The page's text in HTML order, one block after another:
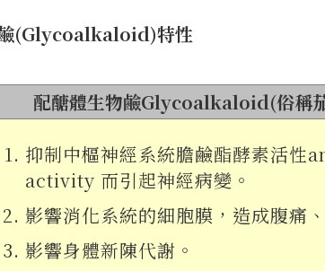
鹼(Glycoalkaloid)特性
配醣體生物鹼Glycoalkaloid(俗稱
抑制中樞神經系統膽鹼酯酵素活
activity 而引起神經病變。
影響消化系統的細胞膜，造成腹痛
影響身體新陳代謝。